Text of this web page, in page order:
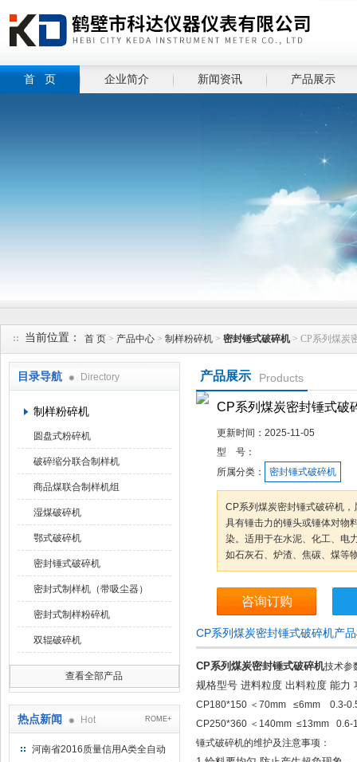
首 页 企业简介 新闻资讯 产品展示
当前位置： 首 页 > 产品中心 > 制样粉碎机 > 密封锤式破碎机> CP系列煤炭
目录导航 Directory
制样粉碎机
圆盘式粉碎机
破碎缩分联合制样机
商品煤联合制样机组
湿煤破碎机
鄂式破碎机
密封锤式破碎机
密封式制样机（带吸尘器）
密封式制样粉碎机
双辊破碎机
查看全部产品
热点新闻 Hot ROME+
河南省2016质量信用A类全自动
产品展示 Products
CP系列煤炭密封锤式破
更新时间： 2025-11-05
型 号：
所属分类：
密封锤式破碎机
CP系列煤炭密封锤式破碎机
具有锤击力的锤头或锤体对物
染。适用于在水泥、化工、电
如石灰石、炉渣、焦碳、煤等
咨询订购
CP系列煤炭密封锤式破碎机产
CP系列煤炭密封锤式破碎机技术参
规格型号 进料粒度 出料粒度 能
CP180*150 ＜70mm ≤6mm 0.3-
CP250*360 ＜140mm ≤13mm
锤式破碎机的维护及注意事项：